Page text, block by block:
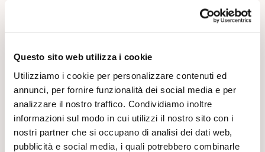
Questo sito web utilizza i cookie
Utilizziamo i cookie per personalizzare contenuti ed
annunci, per fornire funzionalità dei social media e per
analizzare il nostro traffico. Condividiamo inoltre
informazioni sul modo in cui utilizzi il nostro sito con i
nostri partner che si occupano di analisi dei dati web,
pubblicità e social media, i quali potrebbero combinarle
Ingredienti
Consigli di utilizzo